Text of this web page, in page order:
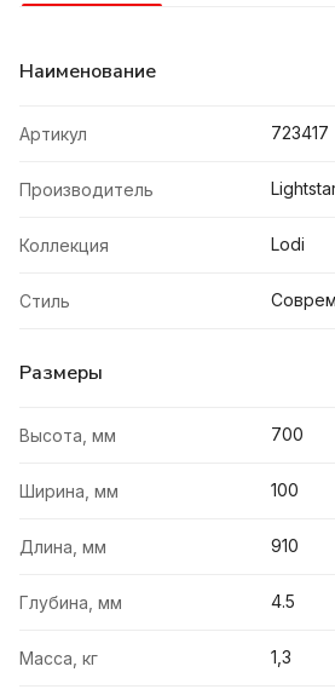
Наименование
Артикул 723417
Производитель
Коллекция Lodi
Стиль
Размеры
Высота, мм 700
Ширина, мм 100
Длина, мм 910
Глубина, мм 4.5
Масса, кг 1,3